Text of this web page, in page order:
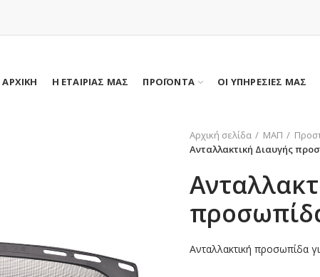
ΑΡΧΙΚΗ Η ΕΤΑΙΡΙΑΣ ΜΑΣ ΠΡΟΪΟΝΤΑ ΟΙ ΥΠΗΡΕΣΙΕΣ ΜΑΣ
Αρχική σελίδα ΜΑΠ
Ανταλλακτική Διαυγής
Ανταλλακτική προσωπίδα